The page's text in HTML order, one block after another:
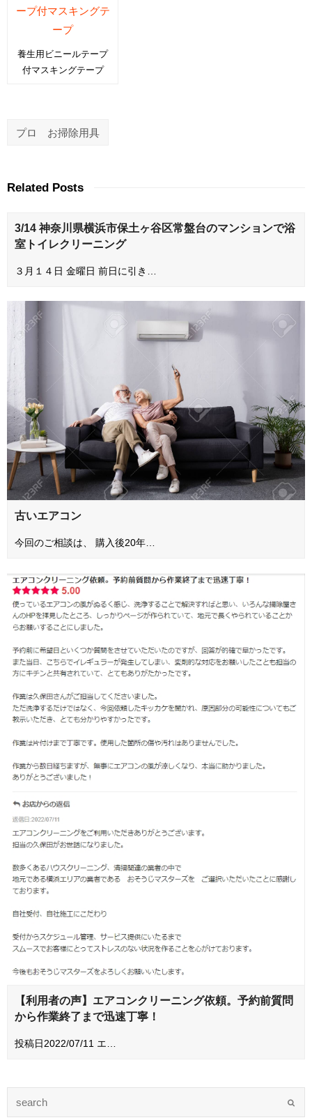
養生用ビニールテープ
付マスキングテープ
プロ お掃除用具
Related Posts
3/14 神奈川県横浜市保土ヶ谷区常盤台のマンションで浴
室トイレクリーニング
３月１４日 金曜日 前日に引き…
古いエアコン
今回のご相談は、 購入後20年…
【利用者の声】エアコンクリーニング依頼。予約前質問
から作業終了まで迅速丁寧！
投稿日2022/07/11 エ…